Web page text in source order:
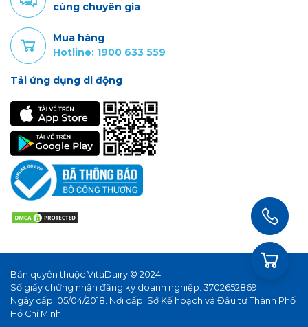
cùng chuyên gia
Mua hàng
Hotline: 1900 633 559
Tải ứng dụng di động
Bản quyền thuộc VitaDairy © 2024
Số giấy chứng nhận đăng ký doanh nghiệp: 3702652869
Ngày cấp: 05/04/2018. Nơi cấp: Sở Kế hoạch và Đầu tư Thành Phố
Hồ Chí Minh